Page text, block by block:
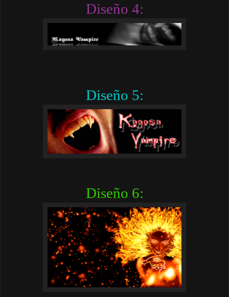
Diseño 4:
Diseño 5:
Diseño 6: